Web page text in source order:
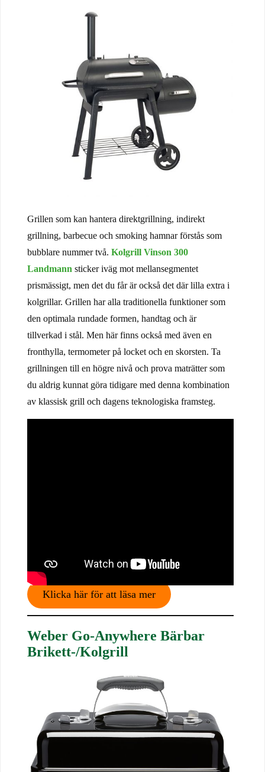
Grillen som kan hantera direktgrillning, indirekt
grillning, barbecue och smoking hamnar förstås som
bubblare nummer två. Kolgrill Vinson 300
Landmann sticker iväg mot mellansegmentet
prismässigt, men det du får är också det där lilla extra i
kolgrillar. Grillen har alla traditionella funktioner som
den optimala rundade formen, handtag och är
tillverkad i stål. Men här finns också med även en
fronthylla, termometer på locket och en skorsten. Ta
grillningen till en högre nivå och prova maträtter som
du aldrig kunnat göra tidigare med denna kombination
av klassisk grill och dagens teknologiska framsteg.
Klicka här för att läsa mer
Weber Go-Anywhere Bärbar
Brikett-/Kolgrill